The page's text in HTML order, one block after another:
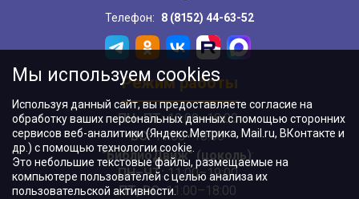
Телефон:
8 (8152) 44-63-52
Режим работы
ПН–ПТ:10:00–18:00
ВС:11:00–18:00
"БиблиоДвиж" (цоколь):
ПН–ЧТ:11:00–19:00
ПТ, ВС:11:00–18:00
Мы используем cookies
Используя данный сайт, вы предоставляете согласие на
обработку ваших персональных данных с помощью сторонних
сервисов веб-аналитики (Яндекс.Метрика, Mail.ru, ВКонтакте и
др.) с помощью технологии cookie.
Это небольшие текстовые файлы, размещаемые на
компьютере пользователей с целью анализа их
пользовательской активности.